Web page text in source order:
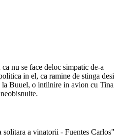
nu se face deloc simpatic de-a
in el, ca ramine de stinga desi
la Buuel, o intilnire in avion cu Tina
solitara a vinatorii - Fuentes Carlos"